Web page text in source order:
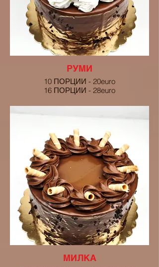
РУМИ
10 ПОРЦИИ - 20euro
16 ПОРЦИИ - 28euro
МИЛКА